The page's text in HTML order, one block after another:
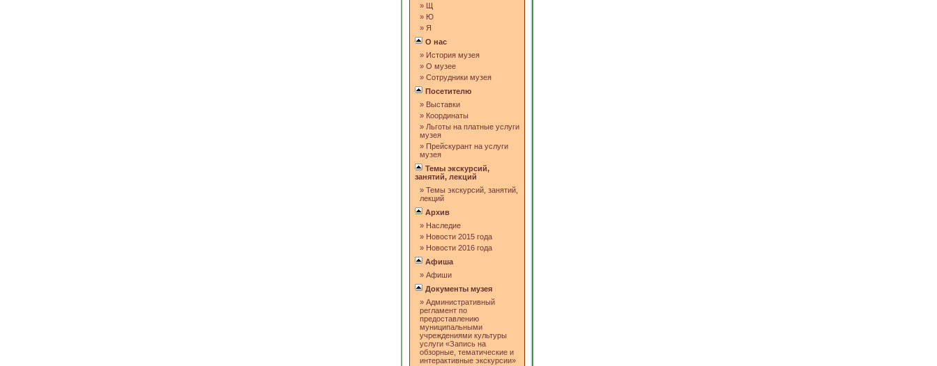
»
» Ю
» Я
О нас
» История музея
» О музее
» Сотрудники музея
Посетителю
» Выставки
» Координаты
» Льготы на платные услуги
музея
» Прейскурант на услуги
музея
Темы экскурсий,
занятий, лекций
» Темы экскурсий, занятий,
лекций
Архив
» Наследие
» Новости 2015 года
» Новости 2016 года
Афиша
» Афиши
Документы музея
» Административный
регламент по
предоставлению
муниципальными
учреждениями культуры
услуги «Запись на
обзорные, тематические и
интерактивные экскурсии»